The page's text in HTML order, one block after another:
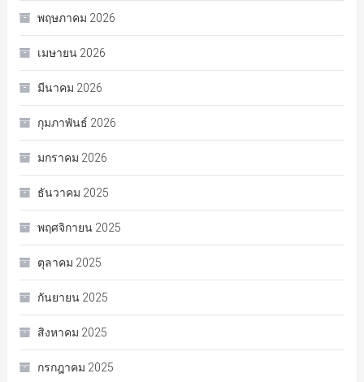
พฤษภาคม 2026
เมษายน 2026
มีนาคม 2026
กุมภาพันธ์ 2026
มกราคม 2026
ธันวาคม 2025
พฤศจิกายน 2025
ตุลาคม 2025
กันยายน 2025
สิงหาคม 2025
กรกฎาคม 2025